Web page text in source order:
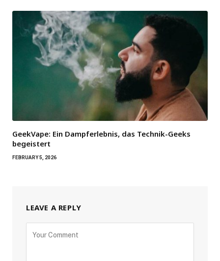
GeekVape: Ein Dampferlebnis, das Technik-Geeks
begeistert
FEBRUARY 5, 2026
LEAVE A REPLY